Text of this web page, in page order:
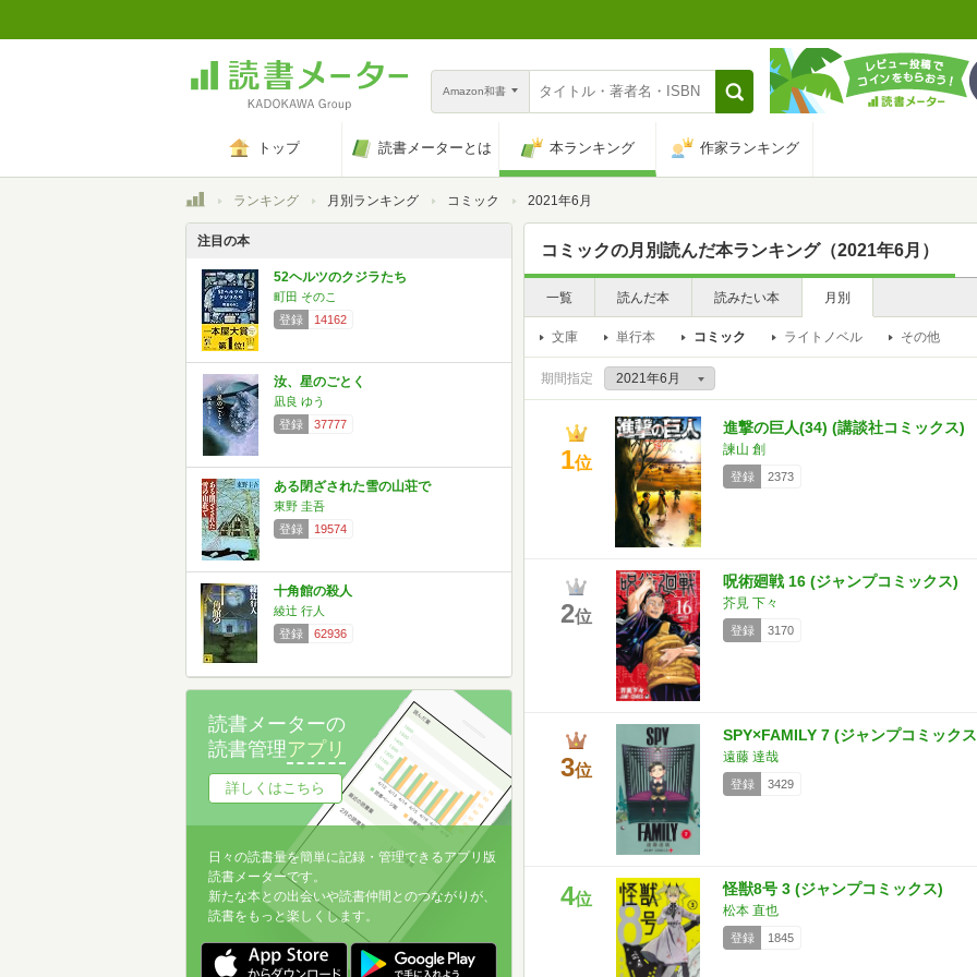
Amazon和書
トップ 読書メーターとは 本ランキング 作家ランキング
トップランキング 月別ランキング コミック 2021年6月
コミックの月別読んだ本ランキング（2021年6月）
一覧 読んだ本 読みたい本 月別
文庫 単行本 コミック ライトノベル その他
期間指定
1位
進撃の巨人(34) (講談社コミックス)
諫山 創
登録 2373
2位
呪術廻戦 16 (ジャンプコミックス)
芥見 下々
登録 3170
3位
SPY×FAMILY 7 (ジャンプコミック
遠藤 達哉
登録 3429
4位
怪獣8号 3 (ジャンプコミックス)
松本 直也
登録 1845
注目の本
52ヘルツのクジラたち
町田 そのこ
登録
14162
汝、星のごとく
凪良 ゆう
登録
37777
ある閉ざされた雪の山荘で
東野 圭吾
登録
19574
十角館の殺人
綾辻 行人
登録
62936
読書メーターの
読書管理アプリ
詳しくはこちら
日々の読書量を簡単に記録・管理できるアプリ版
読書メーターです。
新たな本との出会いや読書仲間とのつながりが、
読書をもっと楽しくします。